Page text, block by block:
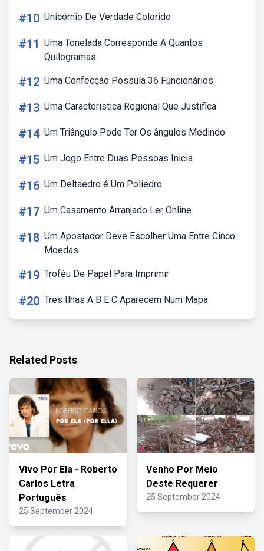
#10 Unicórnio De Verdade Colorido
#11 Uma Tonelada Corresponde A Quantos
Quilogramas
#12 Uma Confecção Possuía 36 Funcionários
#13 Uma Caracteristica Regional Que Justifica
#14 Um Triângulo Pode Ter Os ângulos Medindo
#15 Um Jogo Entre Duas Pessoas Inicia
#16 Um Deltaedro é Um Poliedro
#17 Um Casamento Arranjado Ler Online
#18 Um Apostador Deve Escolher Uma Entre Cinco
Moedas
#19 Troféu De Papel Para Imprimir
#20 Tres Ilhas A B E C Aparecem Num Mapa
Related Posts
Vivo Por Ela - Roberto
Carlos Letra
Português
25 September 2024
Venho Por Meio
Deste Requerer
25 September 2024